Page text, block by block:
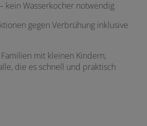
kein Wasserkocher notwendig
gegen Verbrühung inklusive
mit kleinen Kindern,
die es schnell und praktisch